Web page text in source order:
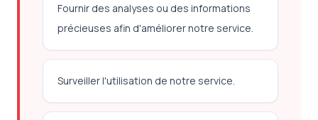
Fournir des analyses ou des informations
précieuses afin d'améliorer notre service.
Surveiller l'utilisation de notre service.